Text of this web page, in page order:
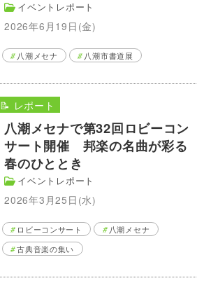
イベントレポート
2026年6月19日(金)
八潮メセナ 八潮市書道展
八潮メセナで第32回ロビーコン
サート開催 邦楽の名曲が彩る
春のひととき
イベントレポート
2026年3月25日(水)
📝 レポート
ロビーコンサート
八潮メセナ
古典音楽の集い